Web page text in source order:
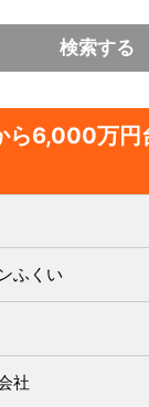
検索する
ら6,000万円
ふくい
社